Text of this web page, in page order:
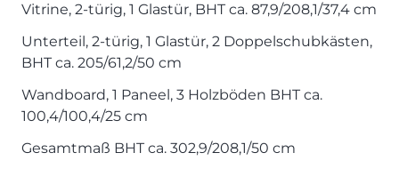
Vitrine, 2-türig, 1 Glastür, BHT ca. 87,9/208,1/37,4 cm
Unterteil, 2-türig, 1 Glastür, 2 Doppelschubkästen,
BHT ca. 205/61,2/50 cm
Wandboard, 1 Paneel, 3 Holzböden BHT ca.
100,4/100,4/25 cm
Gesamtmaß BHT ca. 302,9/208,1/50 cm